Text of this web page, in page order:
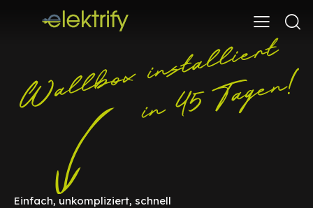
Einfach, unkompliziert, schnell